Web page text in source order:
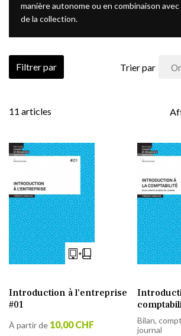
manière autonome ou en combinaison
de la collection.
11 articles
Trier par
Introduction à l’entreprise
#01
À partir de 10,00 CHF
Bilan,
journal
Filtrer par